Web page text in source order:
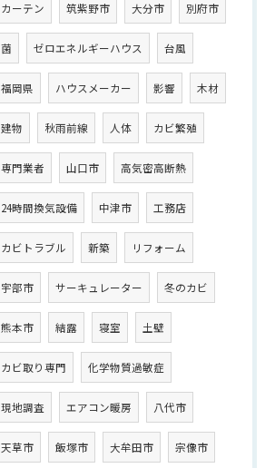
カーテン 筑紫野市 大分市 別府市
菌 ゼロエネルギーハウス 台風
福岡県 ハウスメーカー 影響 木材
建物 秋雨前線 人体 カビ繁殖
専門業者 山口市 高気密高断熱
24時間換気設備 中津市 工務店
カビトラブル 新築 リフォーム
宇部市 サーキュレーター 冬のカビ
熊本市 結露 寝室 土壁
カビ取り専門 化学物質過敏症
現地調査 エアコン暖房 八代市
天草市 飯塚市 大牟田市 宗像市